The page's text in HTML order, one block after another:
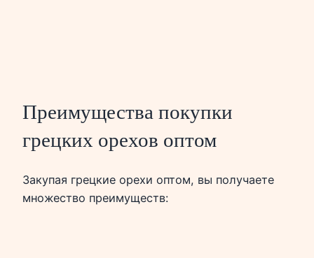
Преимущества покупки
грецких орехов оптом
Закупая грецкие орехи оптом, вы получаете
множество преимуществ: